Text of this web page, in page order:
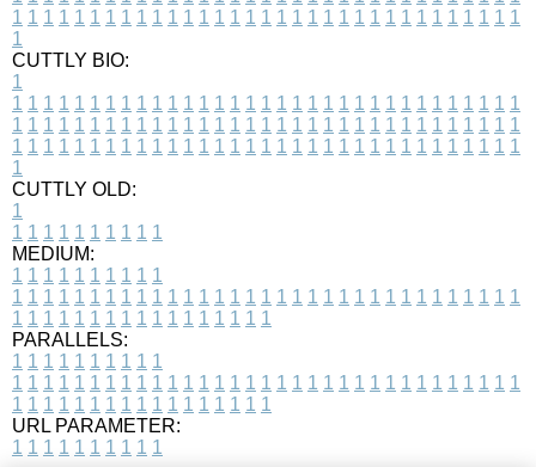
1 1 1 1 1 1 1 1 1 1 1 1 1 1 1 1 1 1 1 1 1 1 1 1 1 1 1 1 1 1 1 1 1
1
CUTTLY BIO:
1
1 1 1 1 1 1 1 1 1 1 1 1 1 1 1 1 1 1 1 1 1 1 1 1 1 1 1 1 1 1 1 1 1
1 1 1 1 1 1 1 1 1 1 1 1 1 1 1 1 1 1 1 1 1 1 1 1 1 1 1 1 1 1 1 1 1
1 1 1 1 1 1 1 1 1 1 1 1 1 1 1 1 1 1 1 1 1 1 1 1 1 1 1 1 1 1 1 1 1
1
CUTTLY OLD:
1
1 1 1 1 1 1 1 1 1 1
MEDIUM:
1 1 1 1 1 1 1 1 1 1
1 1 1 1 1 1 1 1 1 1 1 1 1 1 1 1 1 1 1 1 1 1 1 1 1 1 1 1 1 1 1 1 1
1 1 1 1 1 1 1 1 1 1 1 1 1 1 1 1 1
PARALLELS:
1 1 1 1 1 1 1 1 1 1
1 1 1 1 1 1 1 1 1 1 1 1 1 1 1 1 1 1 1 1 1 1 1 1 1 1 1 1 1 1 1 1 1
1 1 1 1 1 1 1 1 1 1 1 1 1 1 1 1 1
URL PARAMETER:
1 1 1 1 1 1 1 1 1 1